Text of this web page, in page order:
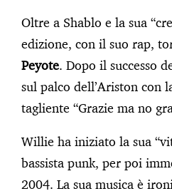
Oltre a Shablo e la sua
edizione, con il suo rap,
Peyote. Dopo il successo
sul palco dell’Ariston con
tagliente “Grazie ma no
Willie ha iniziato la sua
bassista punk, per poi
2004. La sua musica è